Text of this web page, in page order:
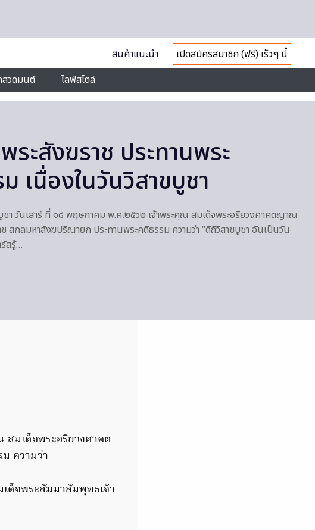
สินค้าแนะนำ
เปิดสมัครสมาชิก (ฟรี) เร็วๆ นี้
วดมนต์ ไลฟ์สไตล์
ระสังฆราช ประทานพระ
เนื่องในวันวิสาขบูชา
ชา วันเสาร์ ที่ ๑๘ พฤษภาคม พ.ศ.๒๕๖๒ เจ้าพระคุณ สมเด็จพระอริยวงศาคตญาณ
สกลมหาสังฆปริณายก ประทานพระคติธรรม ความว่า “ดิถีวิสาขบูชา อันเป็นวัน
สรู้…
สมเด็จพระอริยวงศาคต
ความว่า
ด็จพระสัมมาสัมพุทธเจ้า